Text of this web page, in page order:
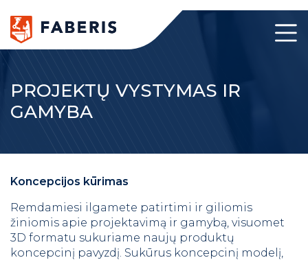
PROJEKTŲ VYSTYMAS IR
GAMYBA
Koncepcijos kūrimas
Remdamiesi ilgamete patirtimi ir giliomis
žiniomis apie projektavimą ir gamybą, visuomet
3D formatu sukuriame naujų produktų
koncepcinį pavyzdį. Sukūrus koncepcinį modelį,